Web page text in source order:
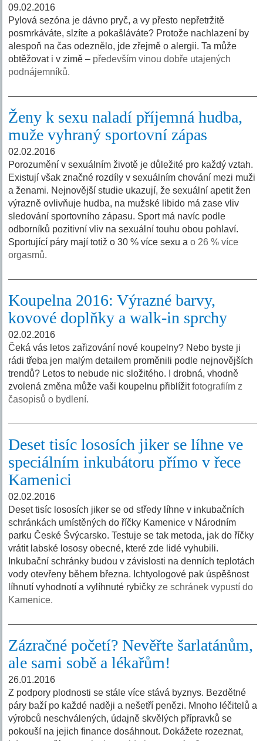
09.02.2016
Pylová sezóna je dávno pryč, a vy přesto nepřetržitě
posmrkáváte, slzíte a pokašláváte? Protože nachlazení by
alespoň na čas odeznělo, jde zřejmě o alergii. Ta může
obtěžovat i v zimě – především vinou dobře utajených
podnájemníků.
Ženy k sexu naladí příjemná hudba,
muže vyhraný sportovní zápas
02.02.2016
Porozumění v sexuálním životě je důležité pro každý vztah.
Existují však značné rozdíly v sexuálním chování mezi muži
a ženami. Nejnovější studie ukazují, že sexuální apetit žen
výrazně ovlivňuje hudba, na mužské libido má zase vliv
sledování sportovního zápasu. Sport má navíc podle
odborníků pozitivní vliv na sexuální touhu obou pohlaví.
Sportující páry mají totiž o 30 % více sexu ao 26 % více
orgasmů.
Koupelna 2016: Výrazné barvy,
kovové doplňky a walk-in sprchy
02.02.2016
Čeká vás letos zařizování nové koupelny? Nebo byste ji
rádi třeba jen malým detailem proměnili podle nejnovějších
trendů? Letos to nebude nic složitého. I drobná, vhodně
zvolená změna může vaši koupelnu přiblížitfotografiím z
časopisů o bydlení.
Deset tisíc lososích jiker se líhne ve
speciálním inkubátoru přímo v řece
Kamenici
02.02.2016
Deset tisíc lososích jiker se od středy líhne v inkubačních
schránkách umístěných do říčky Kamenice v Národním
parku České Švýcarsko. Testuje se tak metoda, jak do říčky
vrátit labské lososy obecné, které zde lidé vyhubili.
Inkubační schránky budou v závislosti na denních teplotách
vody otevřeny během března. Ichtyologové pak úspěšnost
líhnutí vyhodnotí a vylíhnuté rybičky ze schránek vypustí do
Kamenice.
Zázračné početí? Nevěřte šarlatánům,
ale sami sobě a lékařům!
26.01.2016
Z podpory plodnosti se stále více stává byznys. Bezdětné
páry baží po každé naději a nešetří penězi. Mnoho léčitelů a
výrobců neschválených, údajně skvělých přípravků se
pokouší na jejich finance dosáhnout. Dokážete rozeznat,